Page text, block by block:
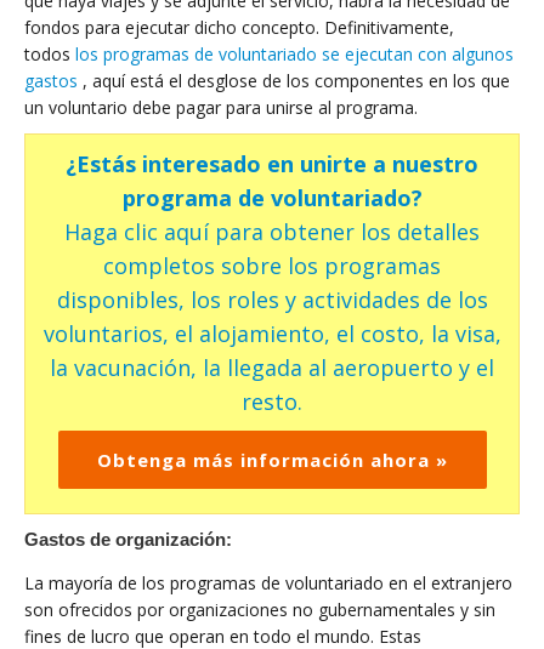
fondos para ejecutar dicho concepto. Definitivamente,
todos los programas de voluntariado se ejecutan con algunos
gastos , aquí está el desglose de los componentes en los que
un voluntario debe pagar para unirse al programa.
¿Estás interesado en unirte a nuestro
programa de voluntariado?
Haga clic aquí para obtener los detalles
completos sobre los programas
disponibles, los roles y actividades de los
voluntarios, el alojamiento, el costo, la visa,
la vacunación, la llegada al aeropuerto y el
resto.
Obtenga más información ahora »
Gastos de organización:
La mayoría de los programas de voluntariado en el extranjero
son ofrecidos por organizaciones no gubernamentales y sin
fines de lucro que operan en todo el mundo. Estas